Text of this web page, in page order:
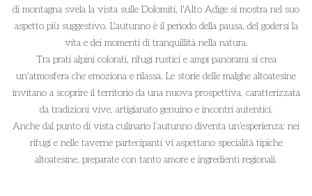
di montagna svela la vista sulle Dolomiti, l'Alto Adige si mostra nel suo
aspetto più suggestivo. L'autunno è il periodo della pausa, del godersi la
vita e dei momenti di tranquillità nella natura.
Tra prati alpini colorati, rifugi rustici e ampi panorami si crea
un'atmosfera che emoziona e rilassa. Le storie delle malghe altoatesine
invitano a scoprire il territorio da una nuova prospettiva, caratterizzata
da tradizioni vive, artigianato genuino e incontri autentici.
Anche dal punto di vista culinario l’autunno diventa un’esperienza: nei
rifugi e nelle taverne partecipanti vi aspettano specialità tipiche
altoatesine, preparate con tanto amore e ingredienti regionali.